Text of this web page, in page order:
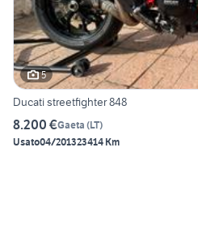
5
Ducati streetfighter 848
8.200 €Gaeta (LT)
Usato04/201323414 Km